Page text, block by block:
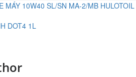
MÁY 10W40 SL/SN MA-2/MB HULOTOIL
DOT4 1L